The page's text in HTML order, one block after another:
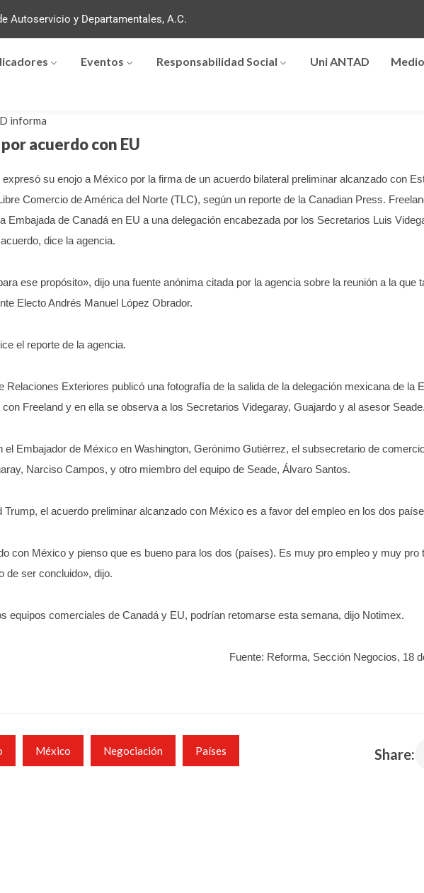
Autoservicio y Departamentales, A.C.
Eventos Responsabilidad Social Uni ANTAD
informa
acuerdo con EU
su enojo a México por la firma de un acuerdo bilateral preliminar alcanzado con
Comercio de América del Norte (TLC), según un reporte de la Canadian Press.
Embajada de Canadá en EU a una delegación encabezada por los Secretarios Luis
dice la agencia.
ese propósito», dijo una fuente anónima citada por la agencia sobre la reunión a la que
Electo Andrés Manuel López Obrador.
el reporte de la agencia.
Relaciones Exteriores publicó una fotografía de la salida de la delegación mexicana de la
Freeland y en ella se observa a los Secretarios Videgaray, Guajardo y al asesor Seade.
Embajador de México en Washington, Gerónimo Gutiérrez, el subsecretario de
Narciso Campos, y otro miembro del equipo de Seade, Álvaro Santos.
el acuerdo preliminar alcanzado con México es a favor del empleo en los dos
con México y pienso que es bueno para los dos (países). Es muy pro empleo y muy
de ser concluido», dijo.
equipos comerciales de Canadá y EU, podrían retomarse esta semana, dijo Notimex.
Fuente: Reforma, Sección Negocios, 18
México Negociación Países Share: